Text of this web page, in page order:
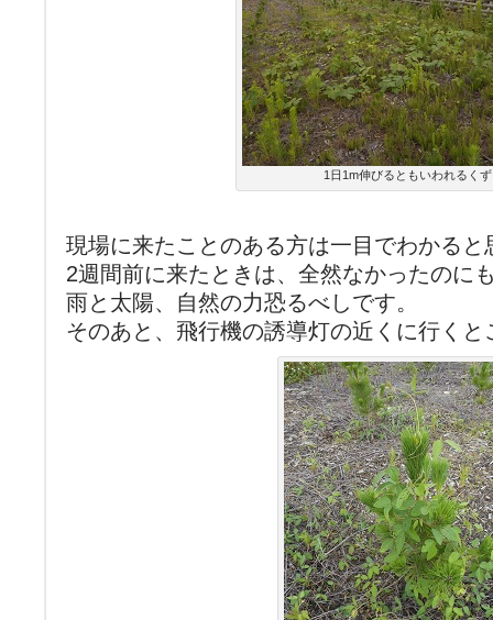
1日1m伸びるともいわれるくず
現場に来たことのある方は一目でわかると
2週間前に来たときは、全然なかったのに
雨と太陽、自然の力恐るべしです。
そのあと、飛行機の誘導灯の近くに行く